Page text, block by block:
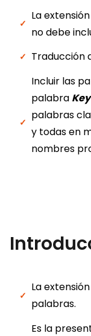
La
no debe
Traducción
Incluir las
palabra
palabras
y todas en
nombres
La
palabras.
Es la